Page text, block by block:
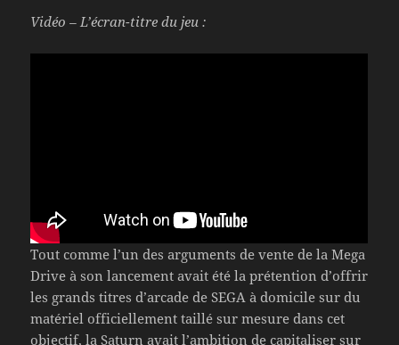
Vidéo – L’écran-titre du jeu :
Tout comme l’un des arguments de vente de la Mega
Drive à son lancement avait été la prétention d’offrir
les grands titres d’arcade de SEGA à domicile sur du
matériel officiellement taillé sur mesure dans cet
objectif, la Saturn avait l’ambition de capitaliser sur